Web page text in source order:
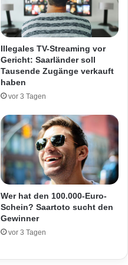
Illegales TV-Streaming vor
Gericht: Saarländer soll
Tausende Zugänge verkauft
haben
vor 3 Tagen
Wer hat den 100.000-Euro-
Schein? Saartoto sucht den
Gewinner
vor 3 Tagen